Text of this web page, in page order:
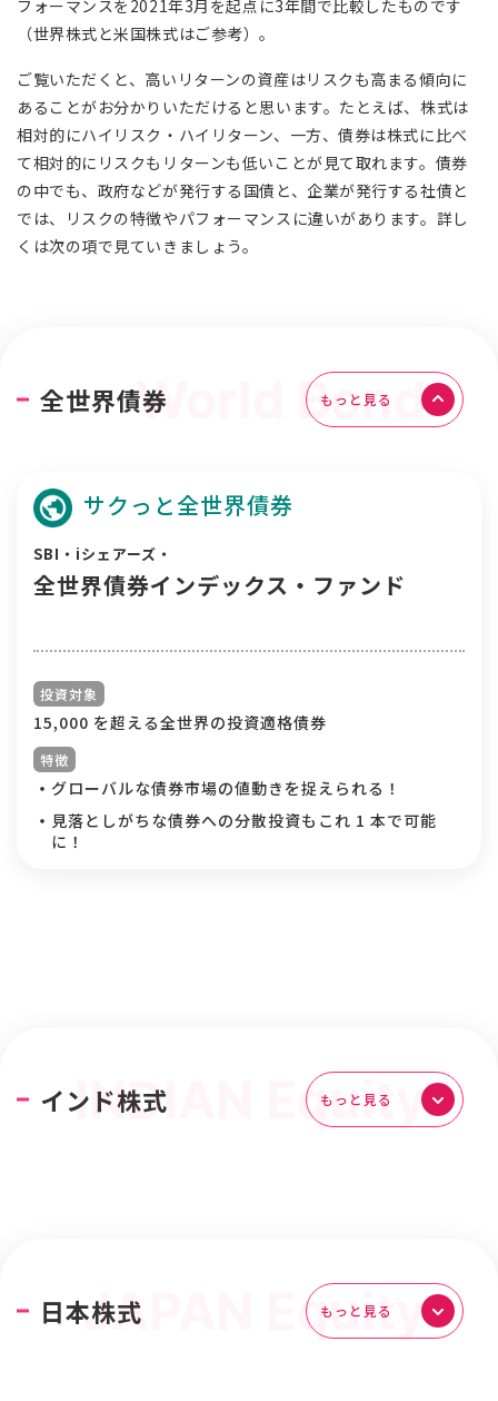
フォーマンスを2021年3月を起点に3年間で比較したものです
（世界株式と米国株式はご参考）。
ご覧いただくと、高いリターンの資産はリスクも高まる傾向に
あることがお分かりいただけると思います。たとえば、株式は
相対的にハイリスク・ハイリターン、一方、債券は株式に比べ
て相対的にリスクもリターンも低いことが見て取れます。債券
の中でも、政府などが発行する国債と、企業が発行する社債と
では、リスクの特徴やパフォーマンスに違いがあります。詳し
くは次の項で見ていきましょう。
全世界債券 もっと見る
サクっと全世界債券
SBI・iシェアーズ・
全世界債券インデックス・ファンド
投資対象
15,000 を超える全世界の投資適格債券
特徴
グローバルな債券市場の値動きを捉えられる！
見落としがちな債券への分散投資もこれ 1 本で可能
に！
インド株式 もっと見る
日本株式 もっと見る